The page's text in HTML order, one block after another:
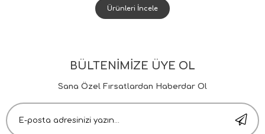
Ürünleri İncele
BÜLTENİMİZE ÜYE OL
Sana Özel Fırsatlardan Haberdar Ol